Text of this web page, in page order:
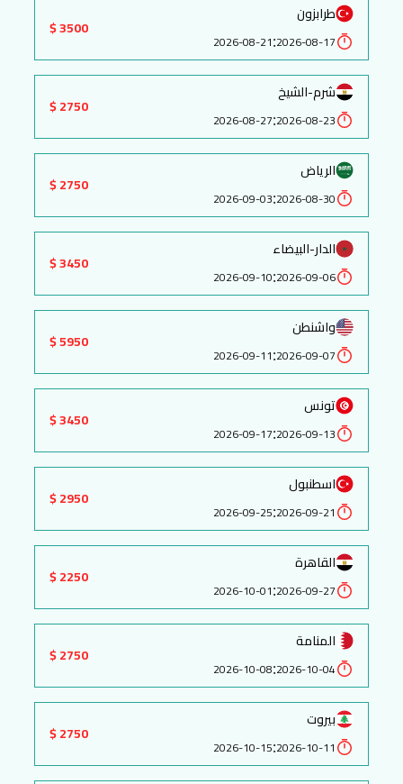
طرابزون
2026-08-17
:
2026-08-21
3500 $
شرم-الشيخ
2026-08-23
:
2026-08-27
2750 $
الرياض
2026-08-30
:
2026-09-03
2750 $
الدار-البيضاء
2026-09-06
:
2026-09-10
3450 $
واشنطن
2026-09-07
:
2026-09-11
5950 $
تونس
2026-09-13
:
2026-09-17
3450 $
اسطنبول
2026-09-21
:
2026-09-25
2950 $
القاهرة
2026-09-27
:
2026-10-01
2250 $
المنامة
2026-10-04
:
2026-10-08
2750 $
بيروت
2026-10-11
:
2026-10-15
2750 $